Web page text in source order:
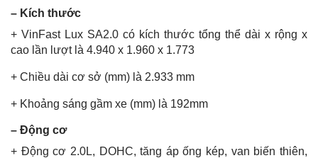
– Kích thước
+ VinFast Lux SA2.0 có kích thước tổng thể dài x rộng x
cao lần lượt là 4.940 x 1.960 x 1.773
+ Chiều dài cơ sở (mm) là 2.933 mm
+ Khoảng sáng gầm xe (mm) là 192mm
– Động cơ
+ Động cơ 2.0L, DOHC, tăng áp ống kép, van biến thiên,